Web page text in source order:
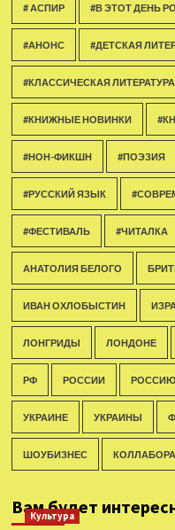
# АСПИР #В ЭТОТ ДЕНЬ
#АНОНС #ДЕТСКАЯ
#КЛАССИЧЕСКАЯ ЛИТЕРАТУРА
#КНИЖНЫЕ НОВИНКИ
#НОН-ФИКШН #ПОЭЗИЯ
#РУССКИЙ ЯЗЫК
#ФЕСТИВАЛЬ #ЧИТАЛКА
АНАТОЛИЯ БЕЛОГО
ИВАН ОХЛОБЫСТИН
ЛОНГРИДЫ ЛОНДОНЕ
РФ РОССИИ РОССИЮ
УКРАИНЕ УКРАИНЫ
ШОУБИЗНЕС
Вам будет
Культура